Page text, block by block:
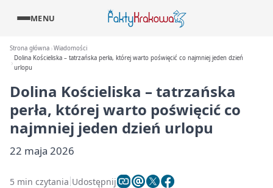
MENU
Strona główna Wiadomości
Dolina Kościeliska – tatrzańska perła, której warto poświęcić co najmniej jeden dzień
urlopu
Dolina Kościeliska – tatrzańska
perła, której warto poświęcić co
najmniej jeden dzień urlopu
22 maja 2026
5 min czytania Udostępnij